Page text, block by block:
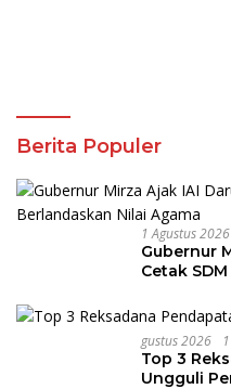
Berita Populer
1 Agustus 2026
Gubernur
Cetak
Gustus 2026
Top 3
Ungguli